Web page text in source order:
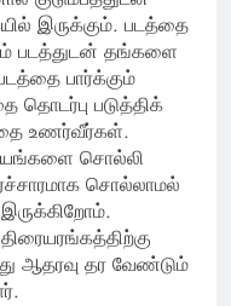
இருக்கும். படத்தை
படத்துடன் தங்களை
பார்க்கும்
படுத்திக்
உணர்வீர்கள்.
சொல்லி
சொல்லாமல்
ஆதரவு தர வேண்டும்